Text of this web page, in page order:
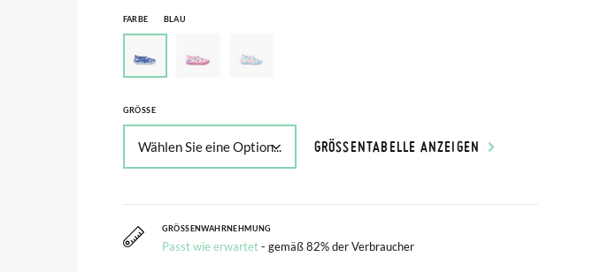
FARBE BLAU
GRÖSSE
GRÖSSENTABELLE ANZEIGEN
GRÖSSENWAHRNEHMUNG
Passt wie erwartet - gemäß 82% der Verbraucher